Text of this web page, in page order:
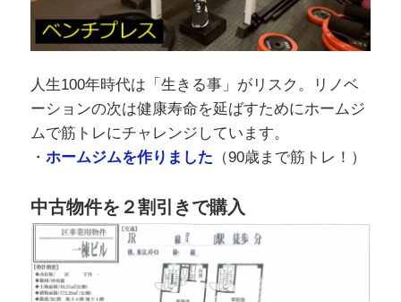
人生100年時代は「生きる事」がリスク。リノベ
ーションの次は健康寿命を延ばすためにホームジ
ムで筋トレにチャレンジしています。
・ ホームジムを作りました （90歳まで筋トレ！）
中古物件を２割引きで購入